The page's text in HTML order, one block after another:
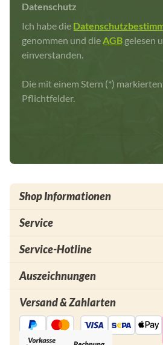
Datenschutz
Ich habe die
genommen und dieAGB gelesen
einverstanden.
Die mit einem Stern (*)
Pflichtfelder.
Shop Informationen
Service
Service-Hotline
Auszeichnungen
Versand & Zahlarten